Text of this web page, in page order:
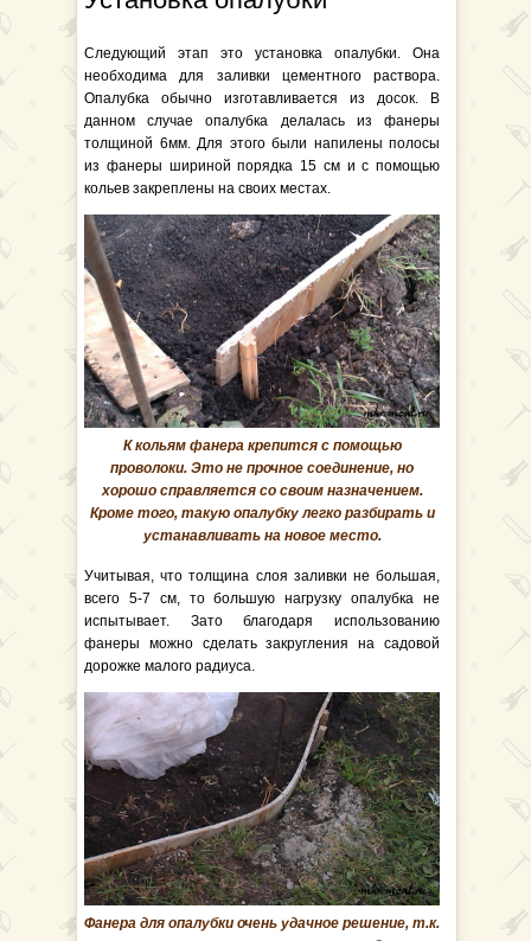
Следующий этап это установка опалубки. Она
необходима для заливки цементного раствора.
Опалубка обычно изготавливается из досок. В
данном случае опалубка делалась из фанеры
толщиной 6мм. Для этого были напилены полосы
из фанеры шириной порядка 15 см и с помощью
кольев закреплены на своих местах.
К кольям фанера крепится с помощью
проволоки. Это не прочное соединение, но
хорошо справляется со своим назначением.
Кроме того, такую опалубку легко разбирать и
устанавливать на новое место.
Учитывая, что толщина слоя заливки не большая,
всего 5-7 см, то большую нагрузку опалубка не
испытывает. Зато благодаря использованию
фанеры можно сделать закругления на садовой
дорожке малого радиуса.
Фанера для опалубки очень удачное решение, т.к.